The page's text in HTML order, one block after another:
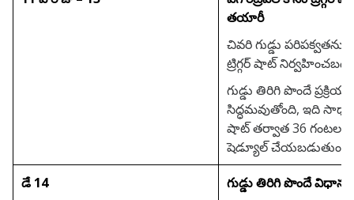
తయారీ
చివరి గుడ్డు పరిపక్వతను
ట్రిగ్గర్ షాట్
గుడ్డు తిరిగి పొందే ప్రక్రియ
సిద్ధమవుతోంది, ఇది
షాట్ తర్వాత 36 గంటల
షెడ్యూల్ చేయబడుతుంది
డే 14
గుడ్డు తిరిగి పొందే విధానం